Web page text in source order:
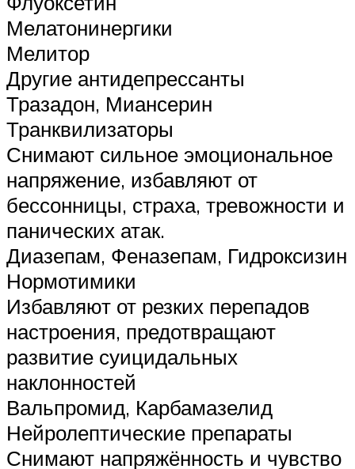
Мелатонинергики
Мелитор
Другие антидепрессанты
Тразадон, Миансерин
Транквилизаторы
Снимают сильное эмоциональное
напряжение, избавляют от
бессонницы, страха, тревожности и
панических атак.
Диазепам, Феназепам, Гидроксизин
Нормотимики
Избавляют от резких перепадов
настроения, предотвращают
развитие суицидальных
наклонностей
Вальпромид, Карбамазелид
Нейролептические препараты
Снимают напряжённость и чувство